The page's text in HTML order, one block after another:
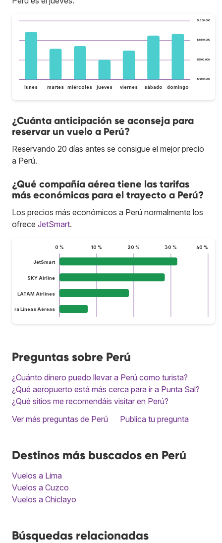
$450.000
$500.000
$550.000
$600.000
lunes martes miércoles jueves viernes sábado domingo
¿Cuánta anticipación se aconseja para
reservar un vuelo a Perú?
Reservando 20 días antes se consigue el mejor precio
a Perú.
¿Qué compañía aérea tiene las tarifas
más económicas para el trayecto a Perú?
Los precios más económicos a Perú normalmente los
ofrece JetSmart.
0 % 10 % 20 % 30 % 40 %
JetSmart
SKY Airline
LATAM Airlines
Ultra Líneas Aéreas
Preguntas sobre Perú
¿Cuánto dinero puedo llevar a Perú como turista?
¿Qué aeropuerto está más cerca para ir a Punta Sal?
¿Qué sitios me recomendáis visitar en Perú?
Ver más preguntas de Perú
Publica tu pregunta
Destinos más buscados en Perú
Vuelos a Lima
Vuelos a Cuzco
Vuelos a Chiclayo
Búsquedas relacionadas